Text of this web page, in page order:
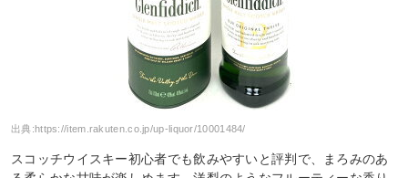
出典:https://item.rakuten.co.jp/up-liquor/10001484/
スコッチウイスキー初心者でも飲みやすいと評判で、まろみのあ